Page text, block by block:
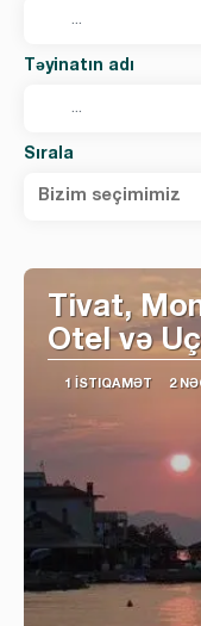
Təyinatın adı
Sırala
Bizim seçimimiz
Tivat,
Otel və
1 İSTIQAMƏT 2